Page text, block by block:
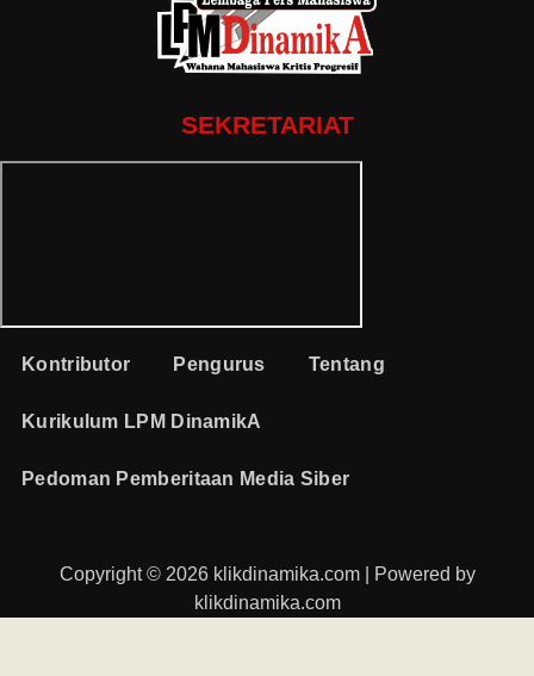
SEKRETARIAT
Kontributor Pengurus Tentang
Kurikulum LPM DinamikA
Pedoman Pemberitaan Media Siber
Copyright © 2026 klikdinamika.com | Powered by
klikdinamika.com